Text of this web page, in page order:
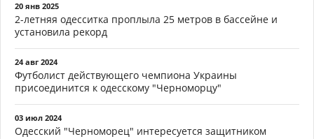
20 янв 2025
2-летняя одесситка проплыла 25 метров в бассейне и
установила рекорд
24 авг 2024
Футболист действующего чемпиона Украины
присоединится к одесскому "Черноморцу"
03 июл 2024
Одесский "Черноморец" интересуется защитником